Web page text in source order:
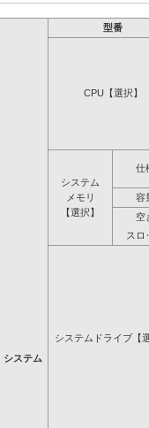
システム
型番
CPU【選択】
システム
メモリ
【選択】
仕
容
空
スロ
システムドライブ【